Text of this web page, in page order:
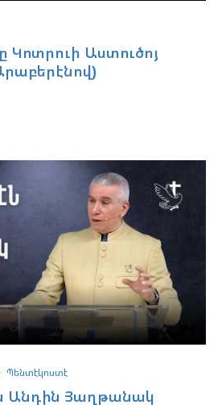
Կոտրուի Աստուծոյ
Պենտէկոստէ
Անդին Յաղթանակ